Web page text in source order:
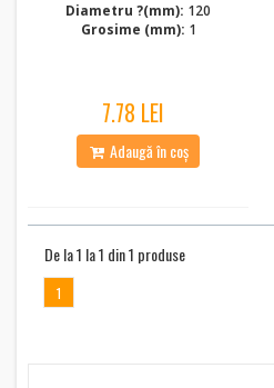
Diametru ?(mm): 120
Grosime (mm): 1
7.78 LEI
Adaugă în coș
De la 1 la 1 din 1 produse
1